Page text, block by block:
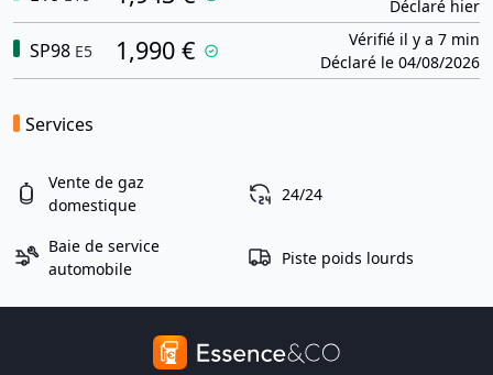
Déclaré hier
SP98 E5 1,990 €
Vérifié il y a 7 min
Déclaré le 04/08/2026
Services
Vente de gaz
domestique
24/24
Baie de service
automobile
Piste poids lourds